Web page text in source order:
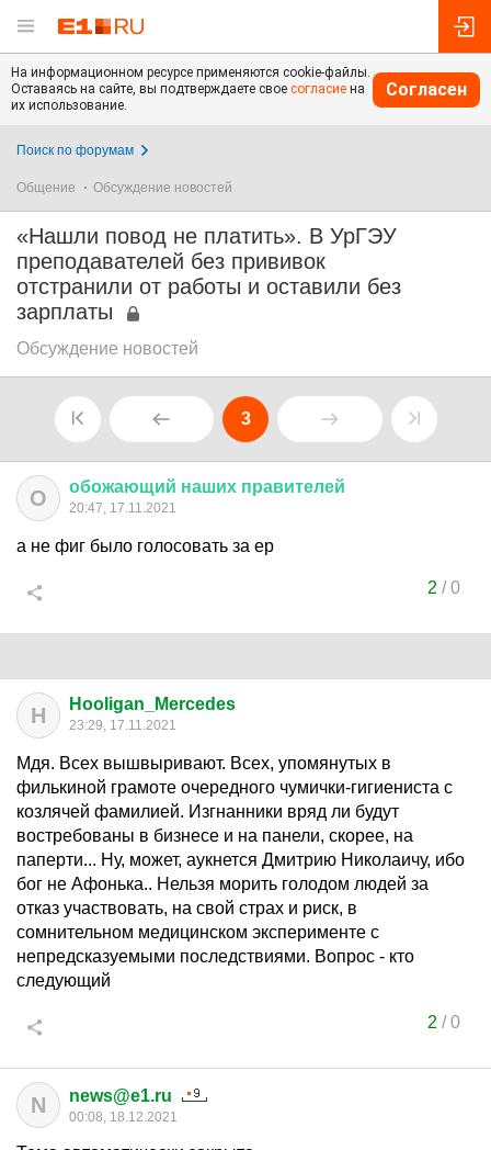
На информационном ресурсе применяются cookie-файлы.
Оставаясь на сайте, вы подтверждаете свое согласие на
их использование.
Согласен
Поиск по форумам
Общение Обсуждение новостей
«Нашли повод не платить». В УрГЭУ
преподавателей без прививок
отстранили от работы и оставили без
зарплаты
Обсуждение новостей
3
О обожающий наших правителей
20:47, 17.11.2021
а не фиг было голосовать за ер
2 /0
H Hooligan_Mercedes
23:29, 17.11.2021
Мдя. Всех вышвыривают. Всех, упомянутых в
филькиной грамоте очередного чумички-гигиениста с
козлячей фамилией. Изгнанники вряд ли будут
востребованы в бизнесе и на панели, скорее, на
паперти... Ну, может, аукнется Дмитрию Николаичу, ибо
бог не Афонька.. Нельзя морить голодом людей за
отказ участвовать, на свой страх и риск, в
сомнительном медицинском эксперименте с
непредсказуемыми последствиями. Вопрос - кто
следующий
2 /0
N news@e1.ru
00:08, 18.12.2021